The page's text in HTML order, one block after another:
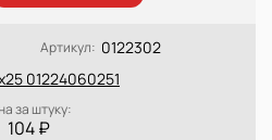
Артикул: 0122302
01224060251
за штуку:
104 ₽